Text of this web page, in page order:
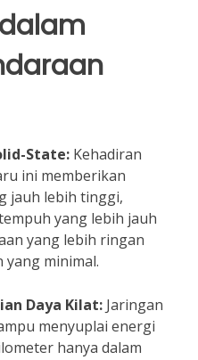
State: Kehadiran
ini memberikan
jauh lebih tinggi,
yang lebih jauh
yang lebih ringan
minimal.
Daya Kilat: Jaringan
menyuplai energi
hanya dalam